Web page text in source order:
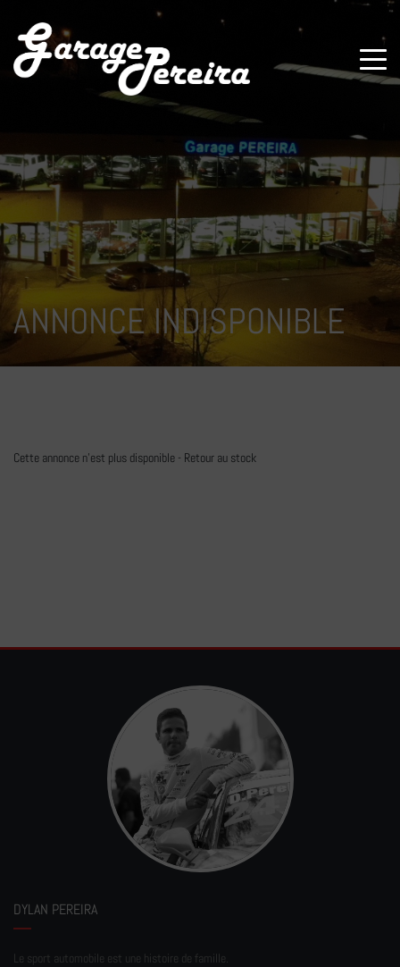
ANNONCE INDISPONIBLE
Cette annonce n'est plus disponible - Retour au stock
DYLAN PEREIRA
Le sport automobile est une histoire de famille.
Paramètres avancés des cookies